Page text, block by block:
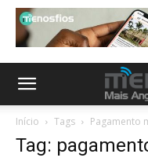
Início Tags Pagamento
Tag: